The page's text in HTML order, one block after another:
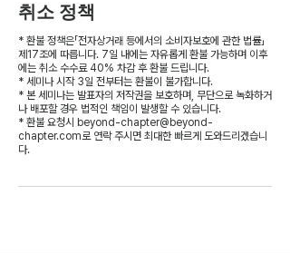
취소 정책
* 환불 정책은「전자상거래 등에서의 소비자보호에 관한 법률」
제17조에 따릅니다. 7일 내에는 자유롭게 환불 가능하며 이후
에는 취소 수수료 40% 차감 후 환불 드립니다.
* 세미나 시작 3일 전부터는 환불이 불가합니다.
* 본 세미나는 발표자의 저작권을 보호하며, 무단으로 녹화하거
나 배포할 경우 법적인 책임이 발생할 수 있습니다.
* 환불 요청시 beyond-chapter@beyond-
chapter.com로 연락 주시면 최대한 빠르게 도와드리겠습니
다.